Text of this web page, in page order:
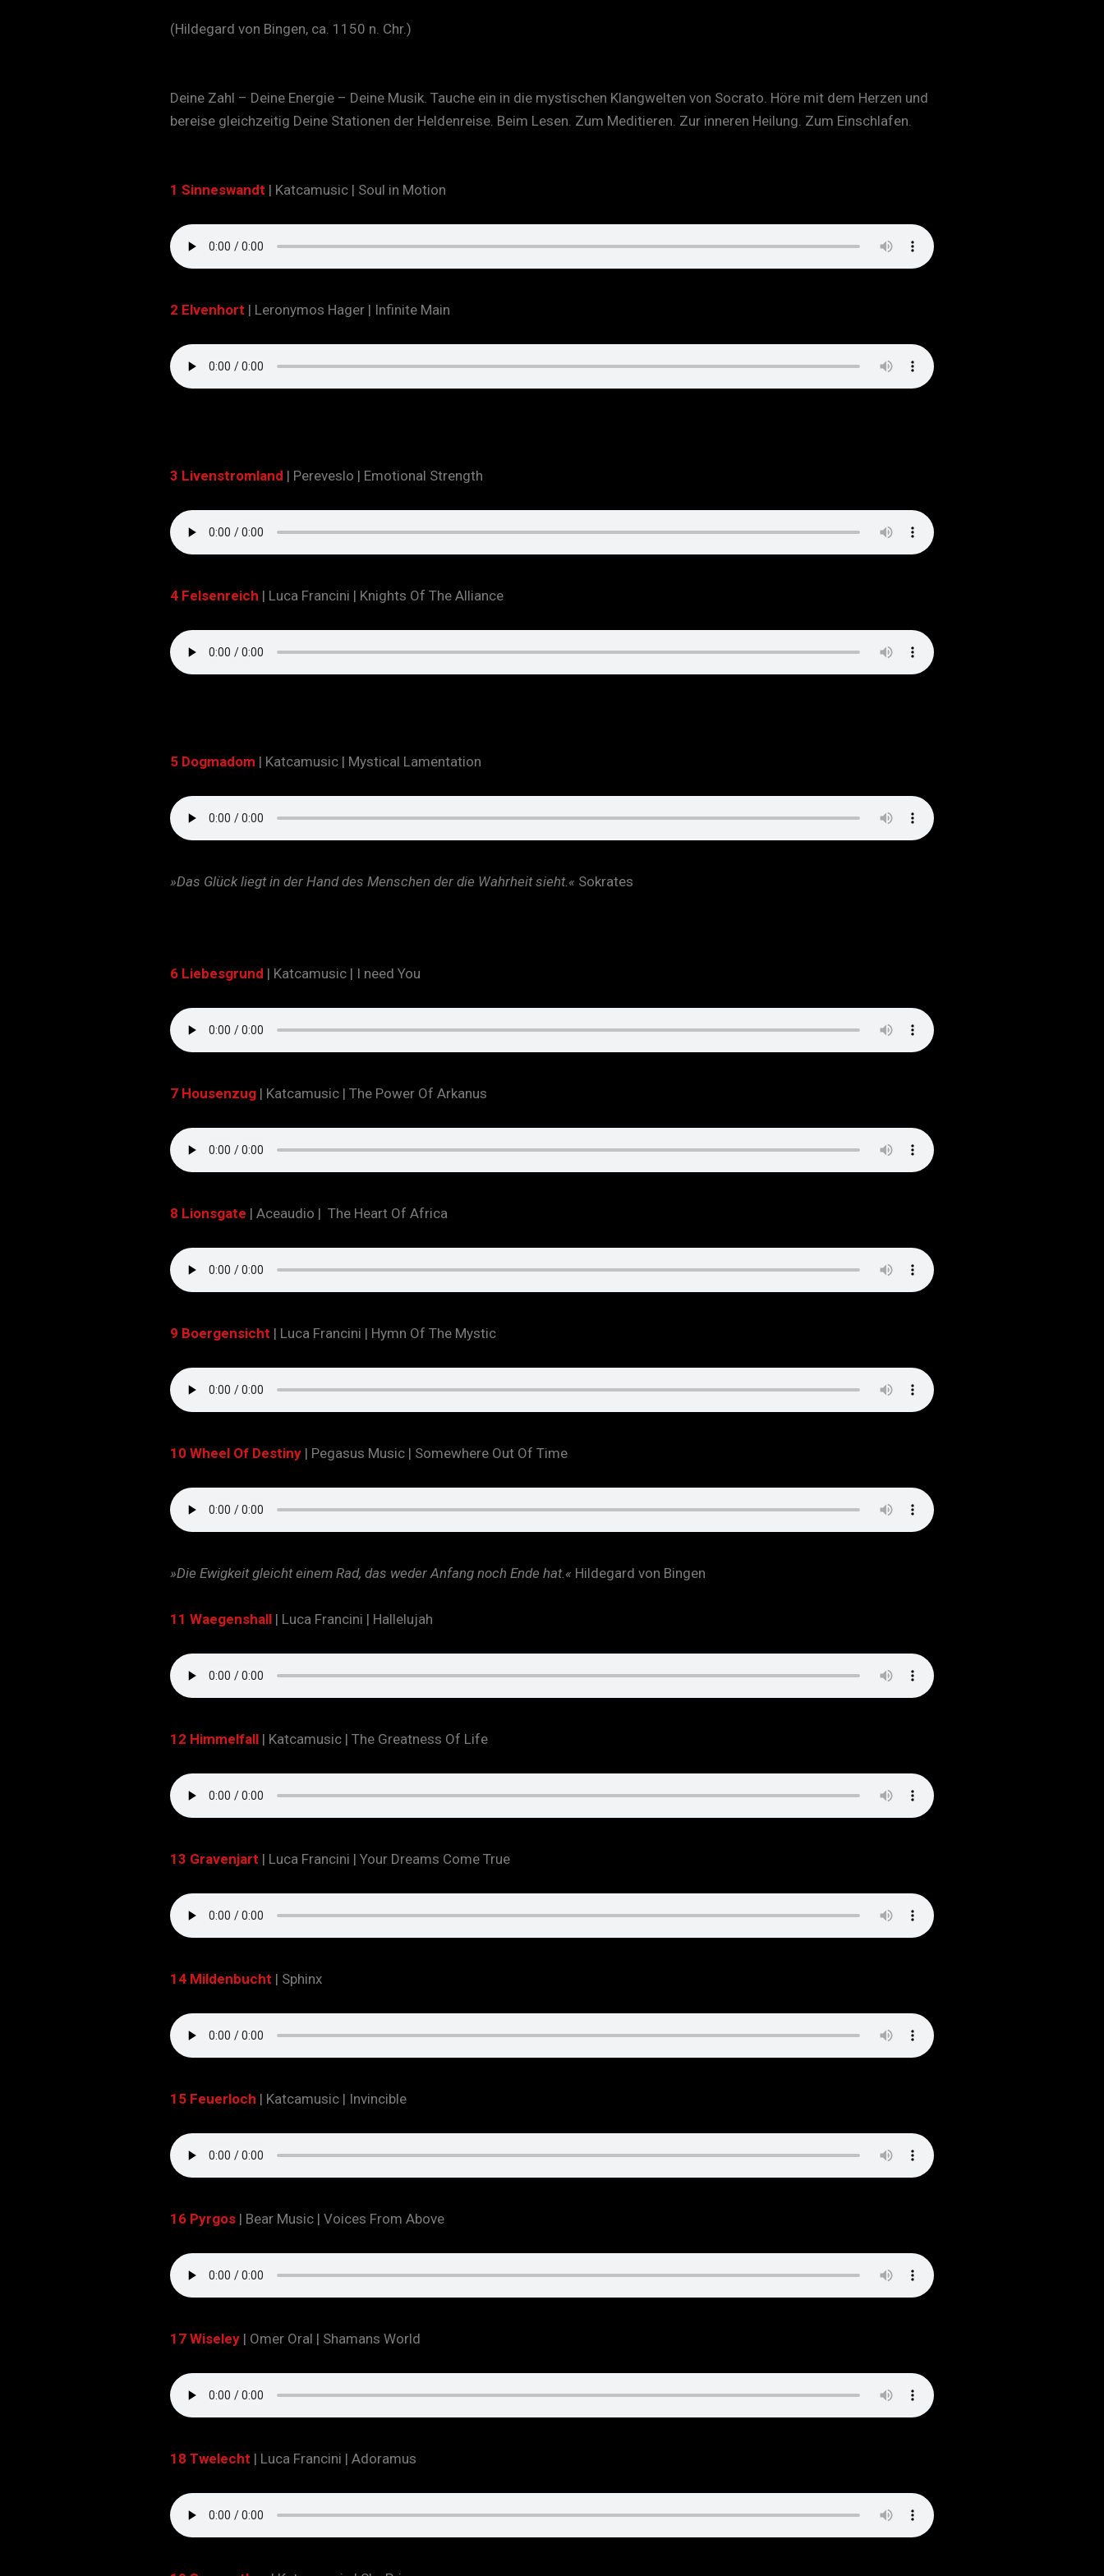
(Hildegard von Bingen, ca. 1150 n. Chr.)
Deine Zahl – Deine Energie – Deine Musik. Tauche ein in die mystischen Klangwelten von Socrato. Höre mit dem Herzen und
bereise gleichzeitig Deine Stationen der Heldenreise. Beim Lesen. Zum Meditieren. Zur inneren Heilung. Zum Einschlafen.
1 Sinneswandt | Katcamusic | Soul in Motion
2 Elvenhort | Leronymos Hager | Infinite Main
3 Livenstromland | Pereveslo | Emotional Strength
4 Felsenreich | Luca Francini | Knights Of The Alliance
5 Dogmadom | Katcamusic | Mystical Lamentation
»Das Glück liegt in der Hand des Menschen der die Wahrheit sieht.« Sokrates
6 Liebesgrund | Katcamusic | I need You
7 Housenzug | Katcamusic | The Power Of Arkanus
8 Lionsgate | Aceaudio | The Heart Of Africa
9 Boergensicht | Luca Francini | Hymn Of The Mystic
10 Wheel Of Destiny | Pegasus Music | Somewhere Out Of Time
»Die Ewigkeit gleicht einem Rad, das weder Anfang noch Ende hat.« Hildegard von Bingen
11 Waegenshall | Luca Francini | Hallelujah
12 Himmelfall | Katcamusic | The Greatness Of Life
13 Gravenjart | Luca Francini | Your Dreams Come True
14 Mildenbucht | Sphinx
15 Feuerloch | Katcamusic | Invincible
16 Pyrgos | Bear Music | Voices From Above
17 Wiseley | Omer Oral | Shamans World
18 Twelecht | Luca Francini | Adoramus